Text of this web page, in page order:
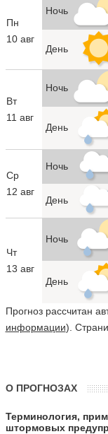
Пн
10 авг
Ночь
День
Вт
11 авг
Ночь
День
Ср
12 авг
Ночь
День
Чт
13 авг
Ночь
День
Прогноз рассчитан
информации).
О ПРОГНОЗАХ
Терминология,
штормовых